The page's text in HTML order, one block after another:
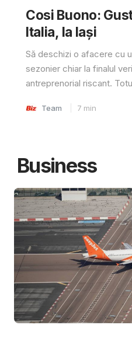
Cosi Buono:
Italia, la Iași
Să deschizi o afacere cu
sezonier chiar la finalul
antreprenorial riscant.
Team 7 min
Business